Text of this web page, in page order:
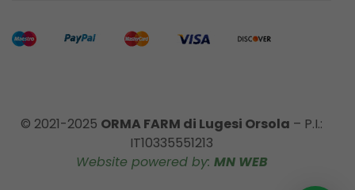
© 2021-2025 ORMA FARM di Lugesi Orsola – P.I.:
IT10335551213
Website powered by: MN WEB